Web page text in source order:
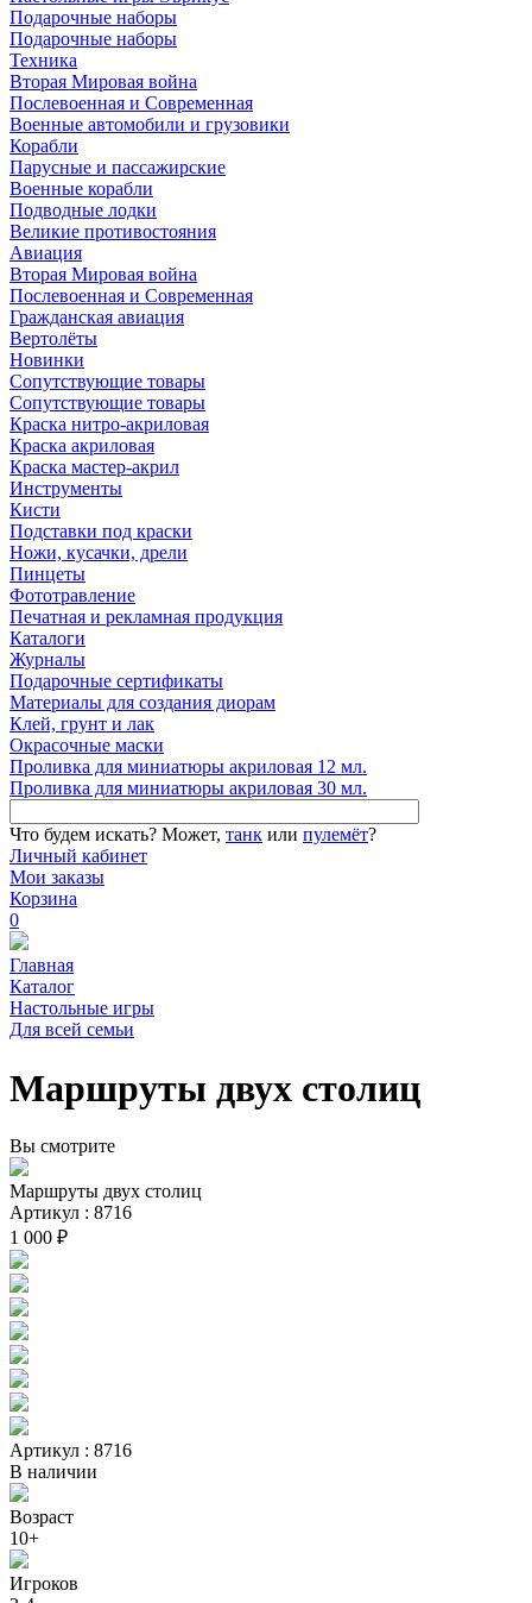
Подарочные наборы
Подарочные наборы
Техника
Вторая Мировая война
Послевоенная и Современная
Военные автомобили и грузовики
Корабли
Парусные и пассажирские
Военные корабли
Подводные лодки
Великие противостояния
Авиация
Вторая Мировая война
Послевоенная и Современная
Гражданская авиация
Вертолёты
Новинки
Сопутствующие товары
Сопутствующие товары
Краска нитро-акриловая
Краска акриловая
Краска мастер-акрил
Инструменты
Кисти
Подставки под краски
Ножи, кусачки, дрели
Пинцеты
Фототравление
Печатная и рекламная продукция
Каталоги
Журналы
Подарочные сертификаты
Материалы для создания диорам
Клей, грунт и лак
Окрасочные маски
Проливка для миниатюры акриловая 12 мл.
Проливка для миниатюры акриловая 30 мл.
Что будем искать? Может, танк или пулемёт?
Личный кабинет
Мои заказы
Корзина
0
Главная
Каталог
Настольные игры
Для всей семьи
Маршруты двух столиц
Вы смотрите
Маршруты двух столиц
Артикул : 8716
1 000 ₽
Артикул : 8716
В наличии
Возраст
10+
Игроков